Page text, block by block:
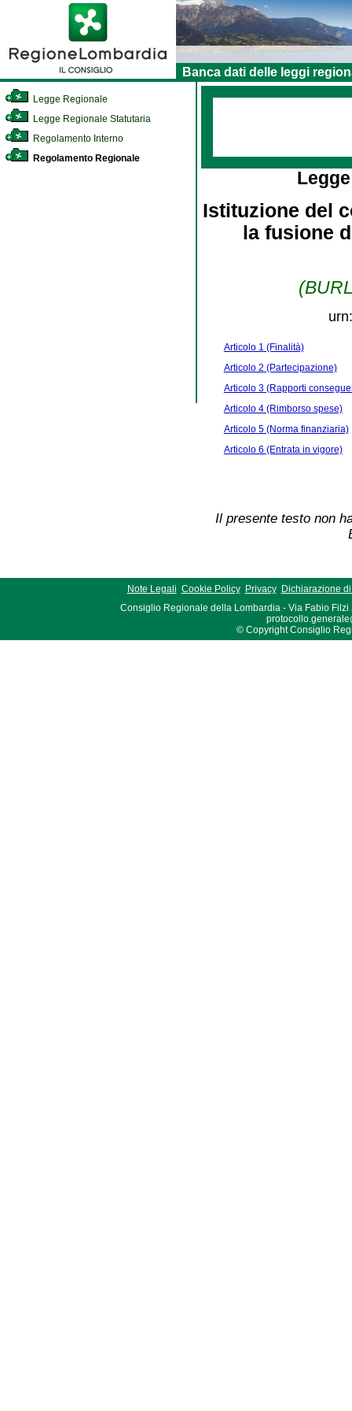
Banca dati delle leggi
Legge Regionale
Legge Regionale Statutaria
Regolamento Interno
Regolamento Regionale
Istituzione del
la fusione
Articolo 1 (Finalità)
Articolo 2 (Partecipazione)
Articolo 3 (Rapporti
Articolo 4 (Rimborso spese)
Articolo 5 (Norma finanziaria)
Articolo 6 (Entrata in vigore)
Il presente testo non
Note Legali Cookie Policy Privacy
Dichiarazione
Consiglio Regionale della Lombardia - Via Fabio Filzi
© Copyright Consiglio